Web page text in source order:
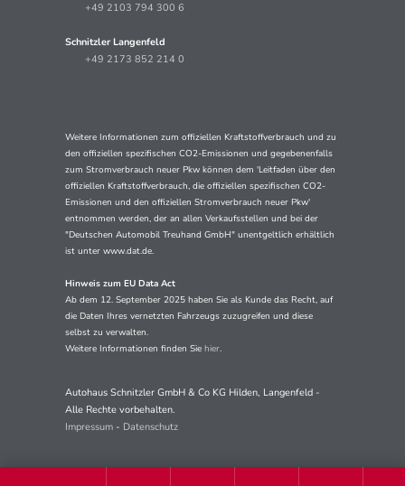
+49 2103 794 300 6
Schnitzler Langenfeld
+49 2173 852 214 0
Weitere Informationen zum offiziellen Kraftstoffverbrauch und zu
den offiziellen spezifischen CO2-Emissionen und gegebenenfalls
zum Stromverbrauch neuer Pkw können dem 'Leitfaden über den
offiziellen Kraftstoffverbrauch, die offiziellen spezifischen CO2-
Emissionen und den offiziellen Stromverbrauch neuer Pkw'
entnommen werden, der an allen Verkaufsstellen und bei der
"Deutschen Automobil Treuhand GmbH" unentgeltlich erhältlich
ist unter www.dat.de.
Hinweis zum EU Data Act
Ab dem 12. September 2025 haben Sie als Kunde das Recht, auf
die Daten Ihres vernetzten Fahrzeugs zuzugreifen und diese
selbst zu verwalten.
Weitere Informationen finden Sie hier.
Autohaus Schnitzler GmbH & Co KG Hilden, Langenfeld -
Alle Rechte vorbehalten.
Impressum- Datenschutz